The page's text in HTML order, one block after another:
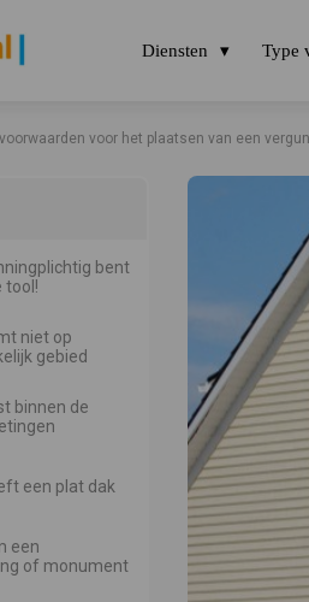
Diensten Type
voor het plaatsen van een
bent
tool!
niet op
gebied
binnen de
een plat dak
een
of monument